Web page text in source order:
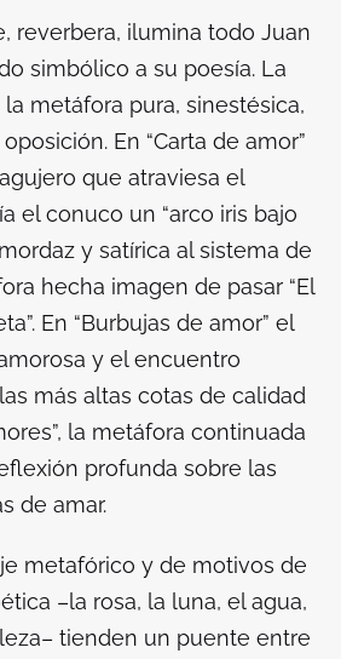
reverbera, ilumina todo Juan
simbólico a su poesía. La
metáfora pura, sinestésica,
En “Carta de amor”
que atraviesa el
el conuco un “arco iris bajo
y satírica al sistema de
hecha imagen de pasar “El
En “Burbujas de amor” el
y el encuentro
más altas cotas de calidad
la metáfora continuada
profunda sobre las
de amar.
metafórico y de motivos de
–la rosa, la luna, el agua,
tienden un puente entre